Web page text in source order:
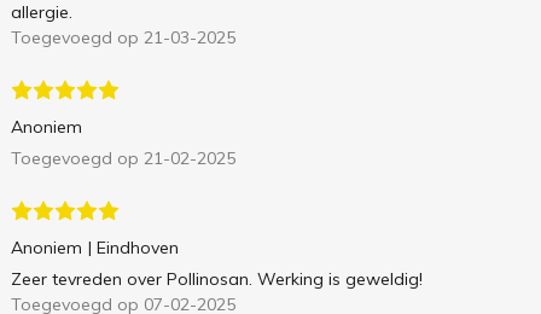
allergie.
Toegevoegd op 21-03-2025
Anoniem
Toegevoegd op 21-02-2025
Anoniem | Eindhoven
Zeer tevreden over Pollinosan. Werking is geweldig!
Toegevoegd op 07-02-2025